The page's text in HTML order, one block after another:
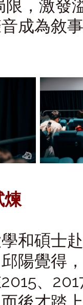
限，激發
成為敘
煉
和碩士
陽覺得
、